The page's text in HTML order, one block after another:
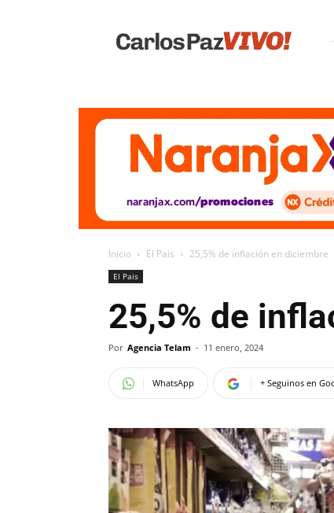
Vivo
Inicio El Pais 25,5% de inflación en diciembre
El Pais
25,5% de
Por Agencia Telam - 11 enero, 2024
WhatsApp + Seguinos en